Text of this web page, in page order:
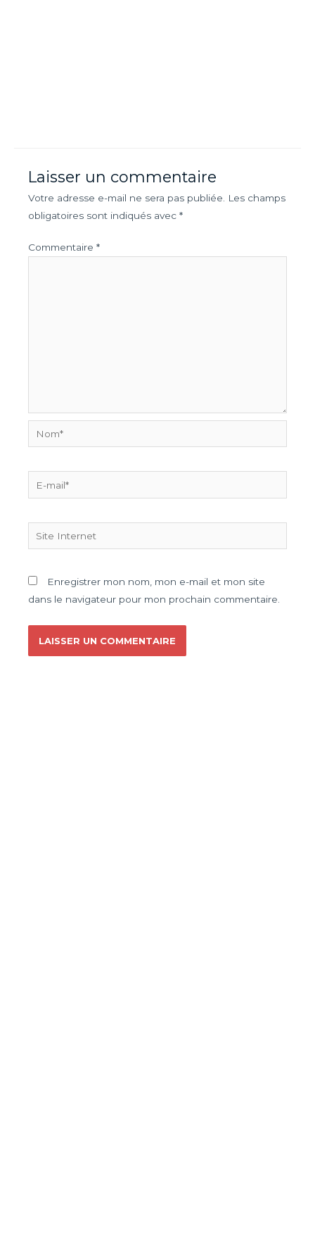
Laisser un commentaire
Votre adresse e-mail ne sera pas publiée.
Les champs
obligatoires sont indiqués avec *
Commentaire *
Enregistrer mon nom, mon e-mail et mon site
dans le navigateur pour mon prochain commentaire.